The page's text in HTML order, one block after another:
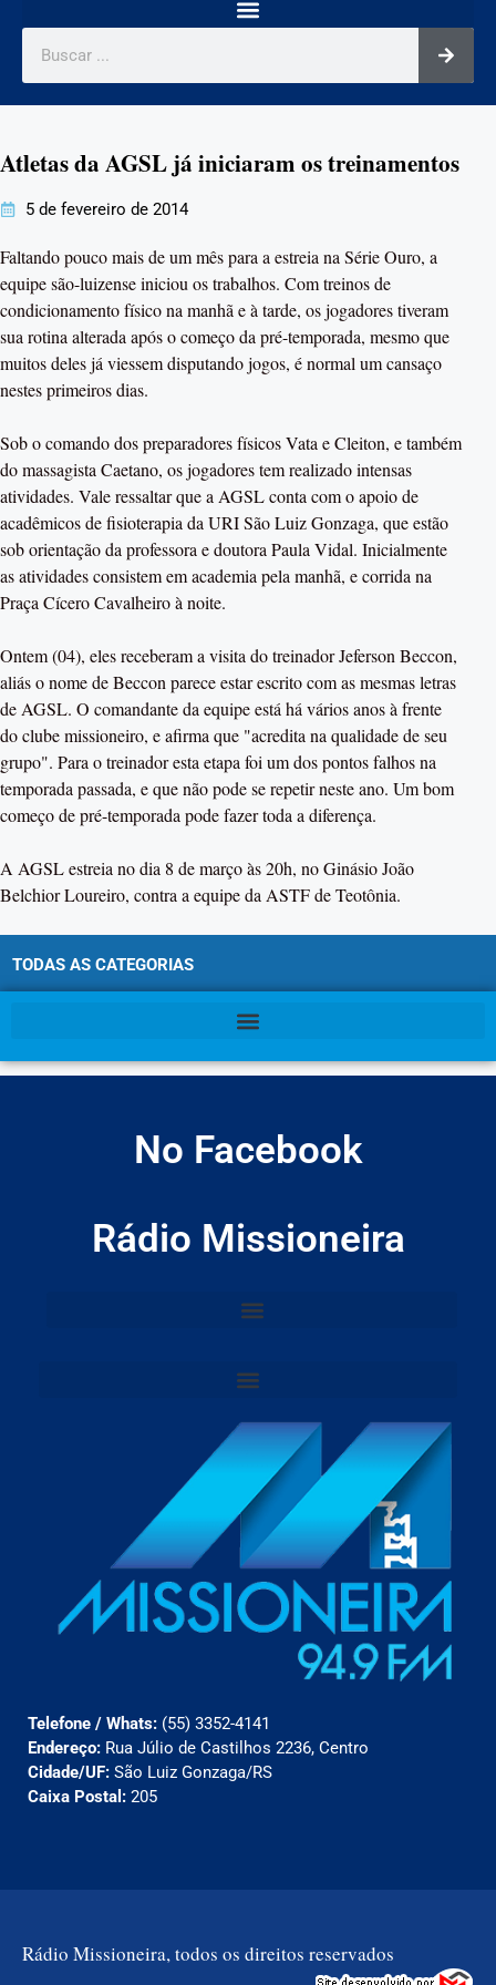
Atletas da AGSL já iniciaram os treinamentos
5 de fevereiro de 2014
Faltando pouco mais de um mês para a estreia na Série Ouro, a
equipe são-luizense iniciou os trabalhos. Com treinos de
condicionamento físico na manhã e à tarde, os jogadores tiveram
sua rotina alterada após o começo da pré-temporada, mesmo que
muitos deles já viessem disputando jogos, é normal um cansaço
nestes primeiros dias.
Sob o comando dos preparadores físicos Vata e Cleiton, e também
do massagista Caetano, os jogadores tem realizado intensas
atividades. Vale ressaltar que a AGSL conta com o apoio de
acadêmicos de fisioterapia da URI São Luiz Gonzaga, que estão
sob orientação da professora e doutora Paula Vidal. Inicialmente
as atividades consistem em academia pela manhã, e corrida na
Praça Cícero Cavalheiro à noite.
Ontem (04), eles receberam a visita do treinador Jeferson Beccon,
aliás o nome de Beccon parece estar escrito com as mesmas letras
de AGSL. O comandante da equipe está há vários anos à frente
do clube missioneiro, e afirma que "acredita na qualidade de seu
grupo". Para o treinador esta etapa foi um dos pontos falhos na
temporada passada, e que não pode se repetir neste ano. Um bom
começo de pré-temporada pode fazer toda a diferença.
A AGSL estreia no dia 8 de março às 20h, no Ginásio João
Belchior Loureiro, contra a equipe da ASTF de Teotônia.
TODAS AS CATEGORIAS
No Facebook
Rádio Missioneira
Telefone / Whats: (55) 3352-4141
Endereço: Rua Júlio de Castilhos 2236, Centro
Cidade/UF: São Luiz Gonzaga/RS
Caixa Postal: 205
Rádio Missioneira, todos os direitos reservados